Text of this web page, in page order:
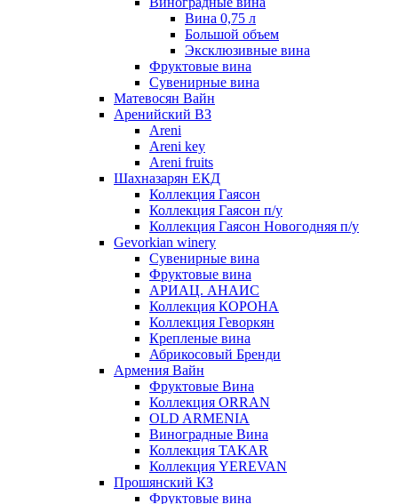
Вина 0,75 л
Большой объем
Эксклюзивные вина
Фруктовые вина
Cувенирные вина
Матевосян Вайн
Аренийский ВЗ
Areni
Areni key
Areni fruits
Шахназарян ЕКД
Коллекция Гаясон
Коллекция Гаясон п/у
Коллекция Гаясон Новогодняя п/у
Gevorkian winery
Сувенирные вина
Фруктовые вина
АРИАЦ. АНАИС
Коллекция КОРОНА
Коллекция Геворкян
Крепленые вина
Абрикосовый Бренди
Армения Вайн
Фруктовые Вина
Коллекция ORRAN
OLD ARMENIA
Виноградные Вина
Коллекция TAKAR
Коллекция YEREVAN
Прошянский КЗ
Фруктовые вина